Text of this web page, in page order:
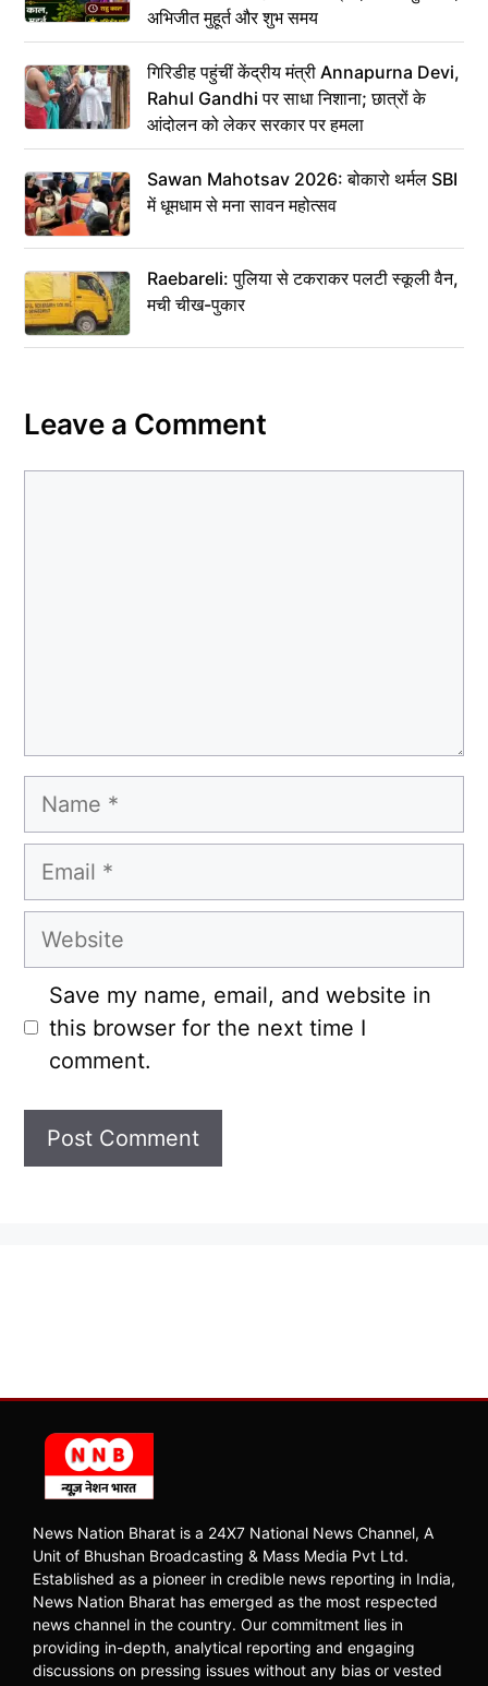
अभिजीत मुहूर्त और शुभ समय
गिरिडीह पहुंचीं केंद्रीय मंत्री Annapurna Devi,
Rahul Gandhi पर साधा निशाना; छात्रों के
आंदोलन को लेकर सरकार पर हमला
Sawan Mahotsav 2026: बोकारो थर्मल SBI
में धूमधाम से मना सावन महोत्सव
Raebareli: पुलिया से टकराकर पलटी स्कूली वैन,
मची चीख-पुकार
Leave a Comment
Name
Email
Website
Save my name, email, and website in
this browser for the next time I
comment.
News Nation Bharat is a 24X7 National News Channel, A
Unit of Bhushan Broadcasting & Mass Media Pvt Ltd.
Established as a pioneer in credible news reporting in India,
News Nation Bharat has emerged as the most respected
news channel in the country. Our commitment lies in
providing in-depth, analytical reporting and engaging
discussions on pressing issues without any bias or vested